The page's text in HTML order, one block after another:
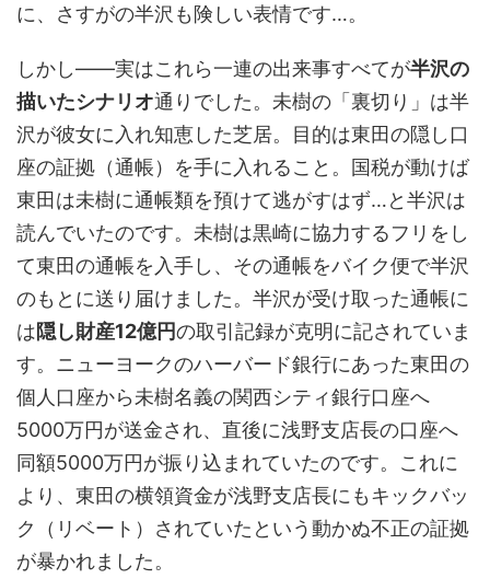
に、さすがの半沢も険しい表情です…。
しかし――実はこれら一連の出来事すべてが半沢の
描いたシナリオ通りでした。未樹の「裏切り」は半
沢が彼女に入れ知恵した芝居。目的は東田の隠し口
座の証拠（通帳）を手に入れること。国税が動けば
東田は未樹に通帳類を預けて逃がすはず…と半沢は
読んでいたのです。未樹は黒崎に協力するフリをし
て東田の通帳を入手し、その通帳をバイク便で半沢
のもとに送り届けました。半沢が受け取った通帳に
は隠し財産12億円の取引記録が克明に記されていま
す。ニューヨークのハーバード銀行にあった東田の
個人口座から未樹名義の関西シティ銀行口座へ
5000万円が送金され、直後に浅野支店長の口座へ
同額5000万円が振り込まれていたのです。これに
より、東田の横領資金が浅野支店長にもキックバッ
ク（リベート）されていたという動かぬ不正の証拠
が暴かれました。